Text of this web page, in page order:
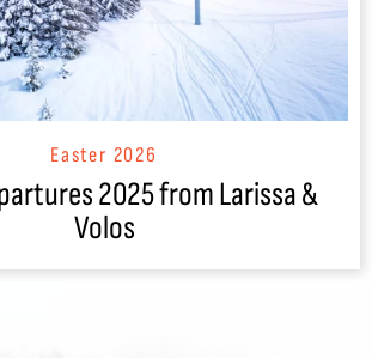
Easter 2026
2025 from Larissa &
Volos